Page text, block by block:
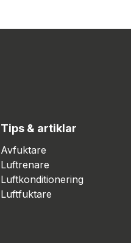
Tips & artiklar
Avfuktare
Luftrenare
Luftkonditionering
Luftfuktare